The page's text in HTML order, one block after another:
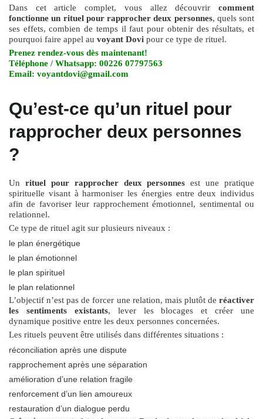
Dans cet article complet, vous allez découvrir comment
fonctionne un rituel pour rapprocher deux personnes, quels sont
ses effets, combien de temps il faut pour obtenir des résultats, et
pourquoi faire appel au voyant Dovi pour ce type de rituel.
Prenez rendez-vous dès maintenant!
Téléphone / Whatsapp: 00226 07797563
Email: voyantdovi@gmail.com
Qu’est-ce qu’un rituel pour
rapprocher deux personnes
?
Un rituel pour rapprocher deux personnes est une pratique
spirituelle visant à harmoniser les énergies entre deux individus
afin de favoriser leur rapprochement émotionnel, sentimental ou
relationnel.
Ce type de rituel agit sur plusieurs niveaux :
le plan énergétique
le plan émotionnel
le plan spirituel
le plan relationnel
L’objectif n’est pas de forcer une relation, mais plutôt de réactiver
les sentiments existants, lever les blocages et créer une
dynamique positive entre les deux personnes concernées.
Les rituels peuvent être utilisés dans différentes situations :
réconciliation après une dispute
rapprochement après une séparation
amélioration d’une relation fragile
renforcement d’un lien amoureux
restauration d’un dialogue perdu